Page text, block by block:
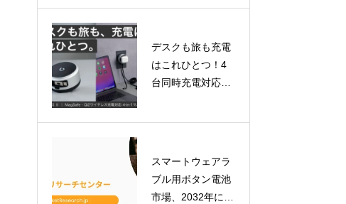
「ふらっとチケッ
化
デスクも旅も充電
はこれひとつ！4
台同時充電対応
スマートウェアラ
ブル用ボタン電池
市場、2032年には